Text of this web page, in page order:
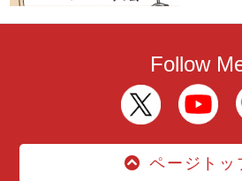
Follow
ページトッ